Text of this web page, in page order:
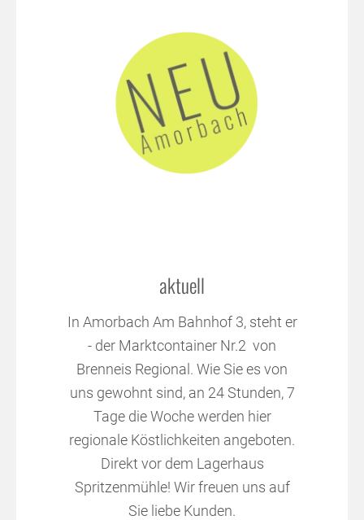
aktuell
In Amorbach Am Bahnhof 3, steht er
- der Marktcontainer Nr.2 von
Brenneis Regional. Wie Sie es von
uns gewohnt sind, an 24 Stunden, 7
Tage die Woche werden hier
regionale Köstlichkeiten angeboten.
Direkt vor dem Lagerhaus
Spritzenmühle! Wir freuen uns auf
Sie liebe Kunden.